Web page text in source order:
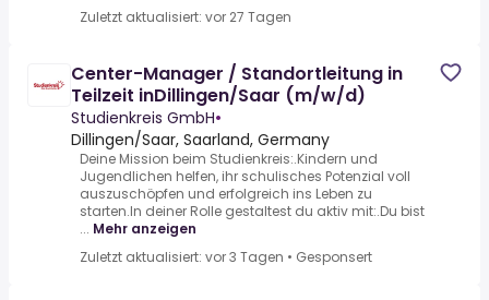
Zuletzt aktualisiert: vor 27 Tagen
Center-Manager / Standortleitung in
Teilzeit inDillingen/Saar (m/w/d)
Studienkreis GmbH•
Dillingen/Saar, Saarland, Germany
Deine Mission beim Studienkreis:.Kindern und
Jugendlichen helfen, ihr schulisches Potenzial voll
auszuschöpfen und erfolgreich ins Leben zu
starten.In deiner Rolle gestaltest du aktiv mit:.Du bist
... Mehr anzeigen
Zuletzt aktualisiert: vor 3 Tagen • Gesponsert